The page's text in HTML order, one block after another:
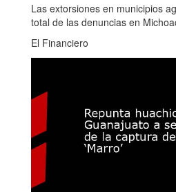
Las extorsiones en municipios
total de las denuncias en
El Financiero